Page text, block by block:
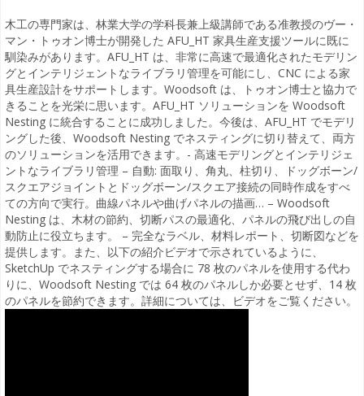
木工の専門家は、林業大学の学科長兼上級講師である准教授のヴー・
マン・トゥオン博士が開発した AFU_HT 家具生産支援ツールに既に
馴染みがあります。AFU_HT は、非常に高速で最適化されたモデリン
グとインテリジェントなライブラリ管理を可能にし、CNC による家
具生産設計をサポートします。Woodsoft は、トゥオン博士と協力で
きることを光栄に思います。AFU_HT ソリューションを Woodsoft
Nesting に統合することに成功しました。今後は、AFU_HT でモデリ
ングした後、Woodsoft Nesting でネスティングに切り替えて、両方
のソリューションを活用できます。- 高速モデリングとインテリジェ
ントなライブラリ管理 – 自動: 面取り、角丸、柱切り、ドッグボーン/
スクエアジョイントとドッグボーン/スクエア接続の同時作成をすべ
ての方向で実行。曲線パネルや曲げパネルの描画… – Woodsoft
Nesting は、木材の節約、切断パスの最適化、パネルの飛び出しの自
動防止に役立ちます。 – 完全なラベル、材料レポート、切断図などを
提供します。また、以下の紹介ビデオで示されているように、
SketchUp でネスティングする場合に 78 枚のパネルを使用する代わ
りに、Woodsoft Nesting では 64 枚のパネルしか必要とせず、14 枚
のパネルを節約できます。詳細については、ビデオをご覧ください。